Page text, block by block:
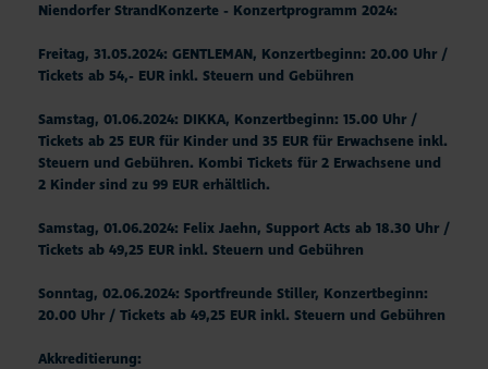
Niendorfer StrandKonzerte - Konzertprogramm 2024:
Freitag, 31.05.2024: GENTLEMAN, Konzertbeginn: 20.00 Uhr /
Tickets ab 54,- EUR inkl. Steuern und Gebühren
Samstag, 01.06.2024: DIKKA, Konzertbeginn: 15.00 Uhr /
Tickets ab 25 EUR für Kinder und 35 EUR für Erwachsene inkl.
Steuern und Gebühren. Kombi Tickets für 2 Erwachsene und
2 Kinder sind zu 99 EUR erhältlich.
Samstag, 01.06.2024: Felix Jaehn, Support Acts ab 18.30 Uhr /
Tickets ab 49,25 EUR inkl. Steuern und Gebühren
Sonntag, 02.06.2024: Sportfreunde Stiller, Konzertbeginn:
20.00 Uhr / Tickets ab 49,25 EUR inkl. Steuern und Gebühren
Akkreditierung: